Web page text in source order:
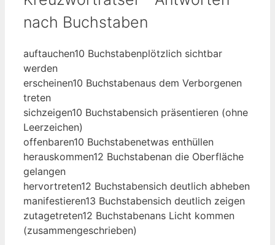
nach Buchstaben
auftauchen10 Buchstabenplötzlich sichtbar
werden
erscheinen10 Buchstabenaus dem Verborgenen
treten
sichzeigen10 Buchstabensich präsentieren (ohne
Leerzeichen)
offenbaren10 Buchstabenetwas enthüllen
herauskommen12 Buchstabenan die Oberfläche
gelangen
hervortreten12 Buchstabensich deutlich abheben
manifestieren13 Buchstabensich deutlich zeigen
zutagetreten12 Buchstabenans Licht kommen
(zusammengeschrieben)